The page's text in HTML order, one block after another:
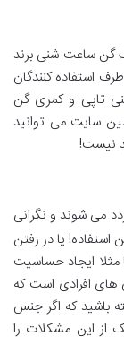
گن ساعت شنی برند
استفاده کنندگان
تاپی و کمری گن
سایت می توانید
نیست!
می شوند و نگرانی
یا در رفتن
ایجاد حساسیت
های افرادی است که
باشید که اگر جنس
از این مشکلات را